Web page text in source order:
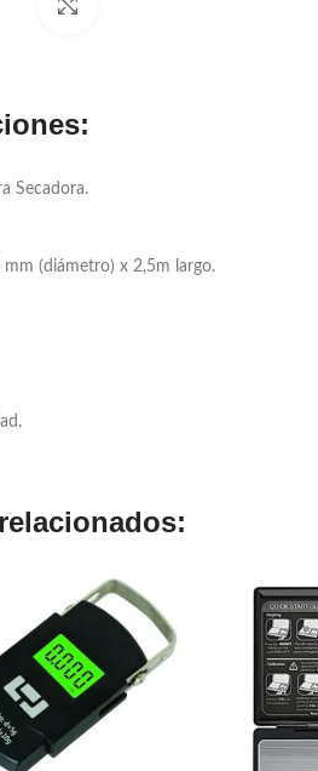
Secadora.
mm (diámetro) x 2,5m largo.